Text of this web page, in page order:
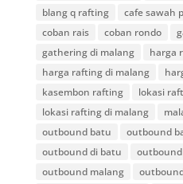
blang q rafting
cafe sawah
coban rais
coban rondo
gathering di malang
harga
harga rafting di malang
kasembon rafting
lokasi
lokasi rafting di malang
outbound batu
outbound
outbound di batu
outbound malang